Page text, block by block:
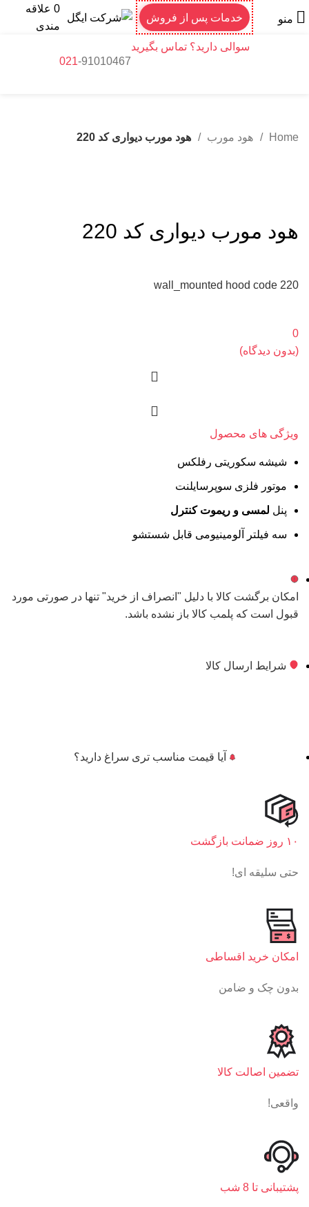
منو خدمات پس از فروش
0 علاقه
مندی
سوالی دارید؟ تماس بگیرید
021-91010467
Home هود مورب هود مورب دیواری کد 220
هود مورب دیواری کد 220
wall_mounted hood code 220
0
(بدون دیدگاه)
ویژگی های محصول
شیشه سکوریتی رفلکس
موتور فلزی سوپرسایلنت
پنل لمسی و ریموت کنترل
سه فیلتر آلومینیومی قابل شستشو
امکان برگشت کالا با دلیل "انصراف از خرید" تنها در صورتی مورد
قبول است که پلمب کالا باز نشده باشد.
شرایط ارسال کالا
آیا قیمت مناسب تری سراغ دارید؟
۱۰ روز ضمانت بازگشت
حتی سلیقه ای!
امکان خرید اقساطی
بدون چک و ضامن
تضمین اصالت کالا
واقعی!
پشتیبانی تا 8 شب